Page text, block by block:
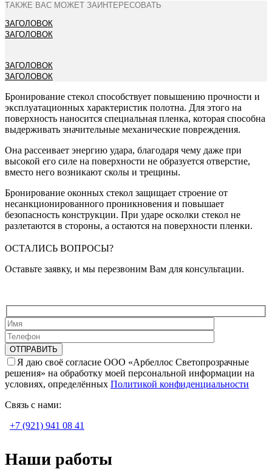
ТАКЖЕ ВАС МОЖЕТ ЗАИНТЕРЕСОВАТЬ
ЗАГОЛОВОК
ЗАГОЛОВОК
ЗАГОЛОВОК
ЗАГОЛОВОК
Бронирование стекол способствует повышению прочности и
эксплуатационных характеристик полотна. Для этого на
поверхность наносится специальная пленка, которая способна
выдерживать значительные механические повреждения.
Она рассеивает энергию удара, благодаря чему даже при
высокой его силе на поверхности не образуется отверстие,
вместо него возникают сколы и трещины.
Бронирование оконных стекол защищает строение от
несанкционированного проникновения и повышает
безопасность конструкции. При ударе осколки стекол не
разлетаются в стороны, а остаются на поверхности пленки.
ОСТАЛИСЬ ВОПРОСЫ?
Оставьте заявку, и мы перезвоним Вам для консультации.
Я даю своё согласие ООО «Арбеллос Светопрозрачные
решения» на обработку моей персональной информации на
условиях, определённых Политикой конфиденциальности
Связь с нами:
+7 (921) 941 08 41
Наши работы